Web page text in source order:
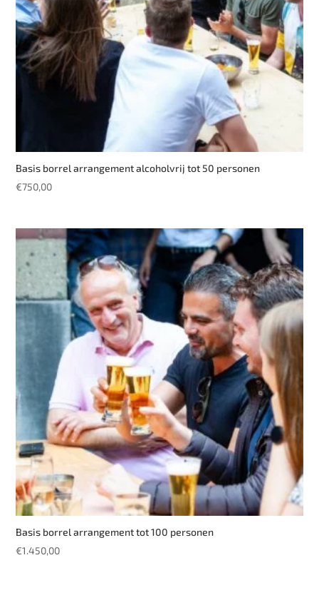
Basis borrel arrangement alcoholvrij tot 50 personen
€750,00
Basis borrel arrangement tot 100 personen
€1.450,00